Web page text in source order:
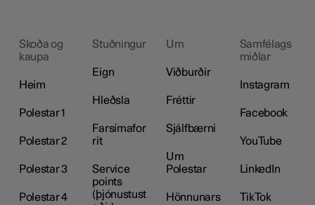
Skoða og
kaupa
Heim
Polestar 1
Polestar 2
Polestar 3
Polestar 4
Stuðningur
Eign
Hleðsla
Farsímafor
rit
Service
points
(þjónustust
Um
Viðburðir
Fréttir
Sjálfbærni
Um
Polestar
Hönnunars
Samfélags
miðlar
Instagram
Facebook
YouTube
LinkedIn
TikTok